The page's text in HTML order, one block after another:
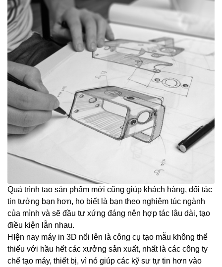
Quá trình tạo sản phẩm mới cũng giúp khách hàng, đối tác
tin tưởng bạn hơn, họ biết là bạn theo nghiêm túc ngành
của mình và sẽ đầu tư xứng đáng nên hợp tác lâu dài, tạo
điều kiện lẫn nhau.
HIện nay máy in 3D nổi lên là công cụ tạo mẫu không thể
thiếu với hầu hết các xưởng sản xuất, nhất là các công ty
chế tạo máy, thiết bị, vì nó giúp các kỹ sư tự tin hơn vào